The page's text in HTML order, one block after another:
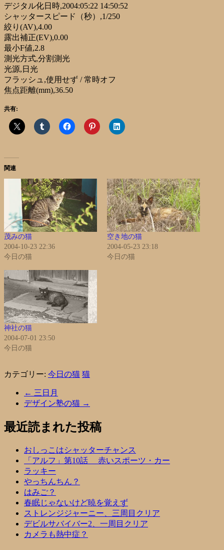
デジタル化日時,2004:05:22 14:50:52
シャッタースピード（秒）,1/250
絞り(AV),4.00
露出補正(EV),0.00
最小F値,2.8
測光方式,分割測光
光源,日光
フラッシュ,使用せず / 常時オフ
焦点距離(mm),36.50
共有:
関連
茂みの猫
2004-10-23 22:36
今日の猫
空き地の猫
2004-05-23 23:18
今日の猫
神社の猫
2004-07-01 23:50
今日の猫
カテゴリー: 今日の猫 猫
← 三日月
デザイン塾の猫 →
最近読まれた投稿
おしっこはシャッターチャンス
「アルフ」第10話 赤いスポーツ・カー
ラッキー
やっちんちん？
はみご？
春眠じゃないけど暁を覚えず
ストレンジジャーニー、三周目クリア
デビルサバイバー2、一周目クリア
カメラも熱中症？